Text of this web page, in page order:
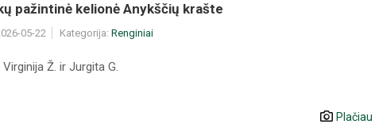
pažintinė kelionė Anykščių krašte
05-22 Kategorija: Renginiai
Ž. ir Jurgita G.
Plačiau